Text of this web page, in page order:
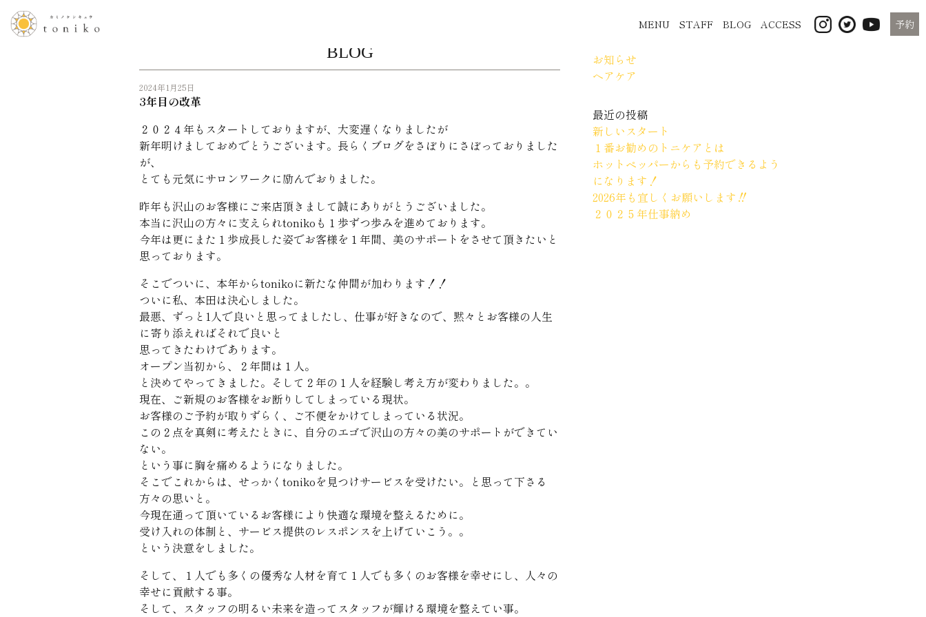
MENU STAFF BLOG ACCESS 予約
BLOG
2024年1月25日
3年目の改革
２０２４年もスタートしておりますが、大変遅くなりましたが
新年明けましておめでとうございます。長らくブログをさぼりにさぼっておりました
が、
とても元気にサロンワークに励んでおりました。
昨年も沢山のお客様にご来店頂きまして誠にありがとうございました。
本当に沢山の方々に支えられtonikoも１歩ずつ歩みを進めております。
今年は更にまた１歩成長した姿でお客様を１年間、美のサポートをさせて頂きたいと
思っております。
そこでついに、本年からtonikoに新たな仲間が加わります！！
ついに私、本田は決心しました。
最悪、ずっと1人で良いと思ってましたし、仕事が好きなので、黙々とお客様の人生
に寄り添えればそれで良いと
思ってきたわけであります。
オープン当初から、２年間は１人。
と決めてやってきました。そして２年の１人を経験し考え方が変わりました。。
現在、ご新規のお客様をお断りしてしまっている現状。
お客様のご予約が取りずらく、ご不便をかけてしまっている状況。
この２点を真剣に考えたときに、自分のエゴで沢山の方々の美のサポートができてい
ない。
という事に胸を痛めるようになりました。
そこでこれからは、せっかくtonikoを見つけサービスを受けたい。と思って下さる
方々の思いと。
今現在通って頂いているお客様により快適な環境を整えるために。
受け入れの体制と、サービス提供のレスポンスを上げていこう。。
という決意をしました。
そして、１人でも多くの優秀な人材を育て１人でも多くのお客様を幸せにし、人々の
幸せに貢献する事。
そして、スタッフの明るい未来を造ってスタッフが輝ける環境を整えてい事。
お知らせ
ヘアケア
最近の投稿
新しいスタート
１番お勧めのトニケアとは
ホットペッパーからも予約できるよう
になります！
2026年も宜しくお願いします‼
２０２５年仕事納め